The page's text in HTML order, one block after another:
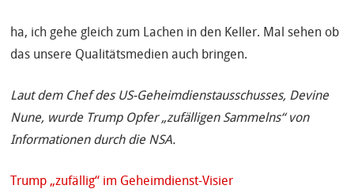
ha, ich gehe gleich zum Lachen in den Keller. Mal sehen ob
das unsere Qualitätsmedien auch bringen.
Laut dem Chef des US-Geheimdienstausschusses, Devine
Nune, wurde Trump Opfer „zufälligen Sammelns“ von
Informationen durch die NSA.
Trump „zufällig“ im Geheimdienst-Visier